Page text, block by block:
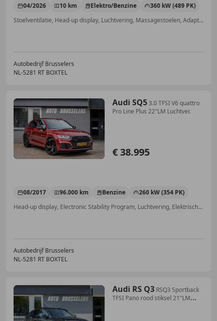
04/2026 10 km Elektro/Benzine
360 kW (489 PK)
Stoelventilatie, Head-up display, Luchtvering, Massagestoelen, Adaptieve Cruise Control, Elektrische stoelverstelling, Armsteun, Voorruitverwarming
Autobedrijf Brusselers
NL-5281 RT BOXTEL
Audi SQ53.0 TFSI V6 quattro
Pro Line Plus 22"LM Luchtver.
€ 38.995
08/2017 96.000 km Benzine
260 kW (354 PK)
Head-up display, Electronic Stability Program, Luchtvering, Elektrische stoelverstelling, Getinte ramen, Sportstoelen, Geheel digitaal combi-instrument, Stoelverwarming
Autobedrijf Brusselers
NL-5281 RT BOXTEL
Audi RS Q3 RSQ3 Sportback
TFSI Pano rood stiksel 21"LM